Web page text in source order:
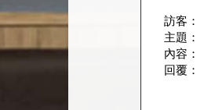
訪客：
主題：
內容：
回覆：